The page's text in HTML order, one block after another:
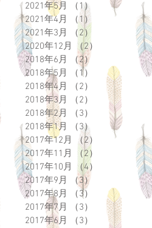
2021年5月
（1）
1件の記事
2021年4月
（1）
1件の記事
2021年3月
（2）
2020年12月
（2）
2件の記事
2018年6月
（2）
2018年5月
（1）
1件の記事
2018年4月
（2）
2件の記事
2018年3月
（2）
2件の記事
2018年2月
（3）
3件の記事
2018年1月
（3）
3件の記事
2017年12月
（2）
2件の記事
2017年11月
（2）
2件の記事
2017年10月
（4）
4件の記事
2017年9月
（3）
2017年8月
（3）
3件の記事
2017年7月
（3）
3件の記事
2017年6月
（3）
3件の記事